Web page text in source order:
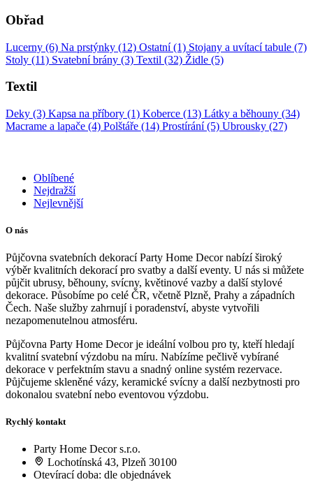
Obřad
Lucerny (6) Na prstýnky (12) Ostatní (1) Stojany a uvítací tabule (7)
Stoly (11) Svatební brány (3) Textil (32) Židle (5)
Textil
Deky (3) Kapsa na příbory (1) Koberce (13) Látky a běhouny (34)
Macrame a lapače (4) Polštáře (14) Prostírání (5) Ubrousky (27)
Oblíbené
Nejdražší
Nejlevnější
O nás
Půjčovna svatebních dekorací Party Home Decor nabízí široký
výběr kvalitních dekorací pro svatby a další eventy. U nás si můžete
půjčit ubrusy, běhouny, svícny, květinové vazby a další stylové
dekorace. Působíme po celé ČR, včetně Plzně, Prahy a západních
Čech. Naše služby zahrnují i poradenství, abyste vytvořili
nezapomenutelnou atmosféru.
Půjčovna Party Home Decor je ideální volbou pro ty, kteří hledají
kvalitní svatební výzdobu na míru. Nabízíme pečlivě vybírané
dekorace v perfektním stavu a snadný online systém rezervace.
Půjčujeme skleněné vázy, keramické svícny a další nezbytnosti pro
dokonalou svatební nebo eventovou výzdobu.
Rychlý kontakt
Party Home Decor s.r.o.
Lochotínská 43, Plzeň 30100
Otevírací doba: dle objednávek